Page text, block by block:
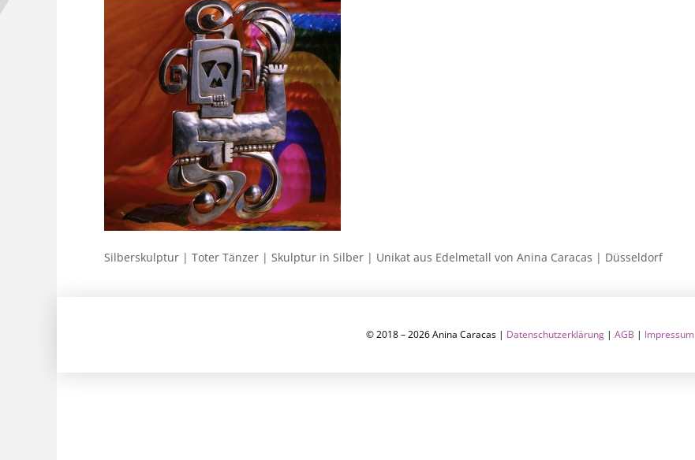
Silberskulptur | Toter Tänzer | Skulptur in Silber | Unikat aus Edelmetall von Anina Caracas | Düsseldorf
© 2018 – 2026 Anina Caracas | Datenschutzerklärung | AGB | Impressum